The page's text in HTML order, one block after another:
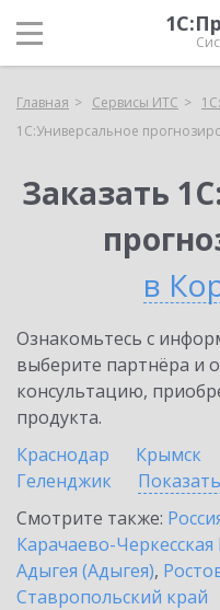
Главная Сервисы ИТС
1С:Универсальное
Заказать
в
Ознакомьтесь с
выберите партнёра и
консультацию,
продукта.
Краснодар
Крымск
Геленджик
Смотрите также:
Карачаево-Черкесская
Адыгея (Адыгея),
Ставропольский край